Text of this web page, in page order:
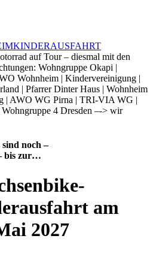
auf Tour – diesmal mit den
Wohngruppe Okapi |
Wohnheim | Kindervereinigung |
| Pfarrer Dinter Haus | Wohnheim
| AWO WG Pirna | TRI-VIA WG |
4 Dresden –-> wir
sind noch –
bis zur…
am
2027